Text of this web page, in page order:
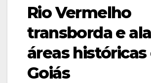
Rio Vermelho
transborda e
áreas históricas
Goiás